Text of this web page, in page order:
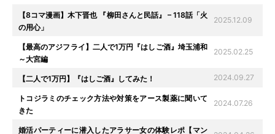
【8コマ漫画】木下晋也 『柳田さんと民話』 – 118話「火
の用心」
2025.12.09
【最高のアジフライ】二人で1万円『はしご酒』埼玉浦和
～大宮編
2025.02.25
【二人で1万円】『はしご酒』してみた！ 2024.09.27
トコジラミのチェック方法や対策をアース製薬に聞いて
きた
2024.07.26
婚活パーティーに潜入したアラサー女の体験レポ【マン